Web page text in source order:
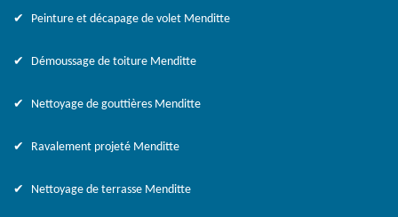
Peinture et décapage de volet Menditte
Démoussage de toiture Menditte
Nettoyage de gouttières Menditte
Ravalement projeté Menditte
Nettoyage de terrasse Menditte